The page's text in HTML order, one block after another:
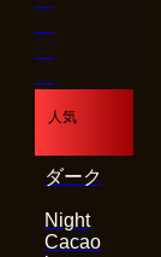
人気
Night
Cacao
ダーク